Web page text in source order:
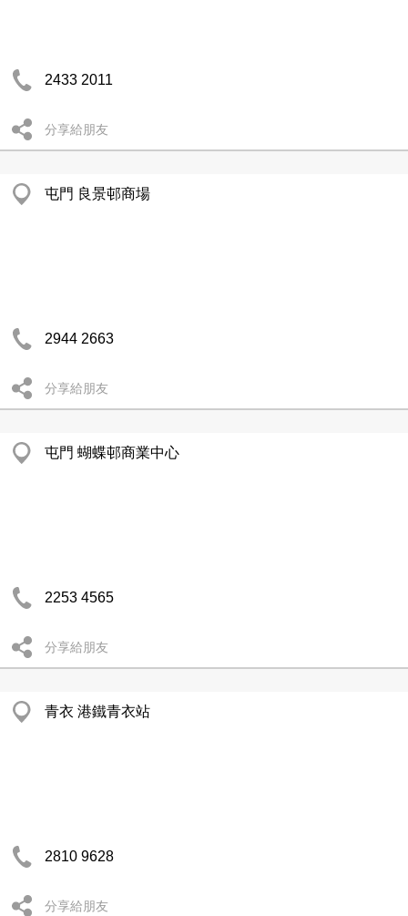
2433 2011
分享給朋友
屯門 良景邨商場
2944 2663
分享給朋友
屯門 蝴蝶邨商業中心
2253 4565
分享給朋友
青衣 港鐵青衣站
2810 9628
分享給朋友